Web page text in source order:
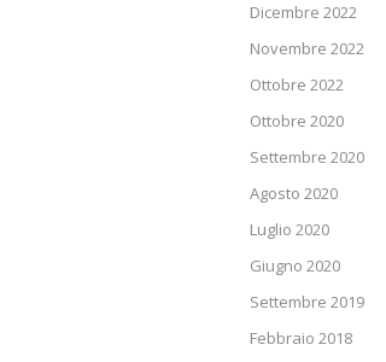
Dicembre 2022
Novembre 2022
Ottobre 2022
Ottobre 2020
Settembre 2020
Agosto 2020
Luglio 2020
Giugno 2020
Settembre 2019
Febbraio 2018